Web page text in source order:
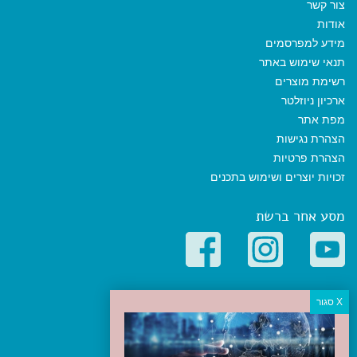
צור קשר
אודות
מידע למפרסמים
תנאי שימוש באתר
רשימת מוצרים
ארכיון ניוזלטר
מפת אתר
הצהרת נגישות
הצהרת פרטיות
זכויות יוצרים ושימוש בתכנים
מסע אחר ברשת
קטגוריות פופולריות
יעדים
טיולים בישראל